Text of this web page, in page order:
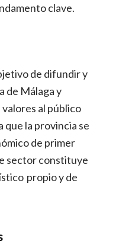
clave.
de difundir y
de Málaga y
al público
la provincia se
de primer
sector constituye
propio y de